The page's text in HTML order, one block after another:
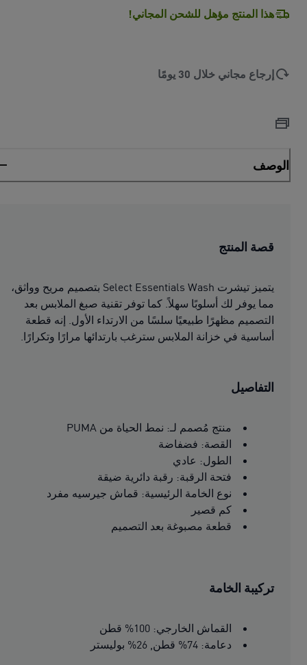
هذا المنتج مؤهل للشحن المجاني!
إرجاع مجاني خلال 30 يومًا
الوصف
قصة المنتج
يتميز تيشرت Select Essentials Wash بتصميم مريح وواثق،
مما يوفر لك أسلوبًا سهلاً. كما توفر تقنية صبغ الملابس بعد
التصميم مظهرًا طبيعيًا سلسًا من الارتداء الأول. إنه قطعة
أساسية في خزانة الملابس سترغب بارتدائها مرارًا وتكرارًا.
التفاصيل
منتج مُصمم لـ: نمط الحياة من PUMA
القصة: فضفاضة
الطول: عادي
فتحة الرقبة: رقبة دائرية ضيقة
نوع الخامة الرئيسية: قماش جيرسيه مفرد
كم قصير
قطعة مصبوغة بعد التصميم
تركيبة الخامة
القماش الخارجي: 100% قطن
دعامة: 74% قطن, 26% بوليستر